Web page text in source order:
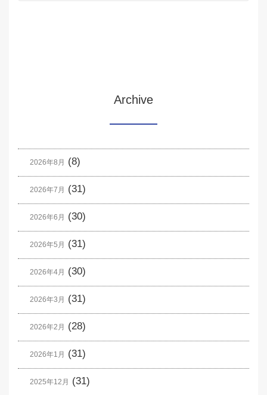
Archive
2026年8月 (8)
2026年7月 (31)
2026年6月 (30)
2026年5月 (31)
2026年4月 (30)
2026年3月 (31)
2026年2月 (28)
2026年1月 (31)
2025年12月 (31)